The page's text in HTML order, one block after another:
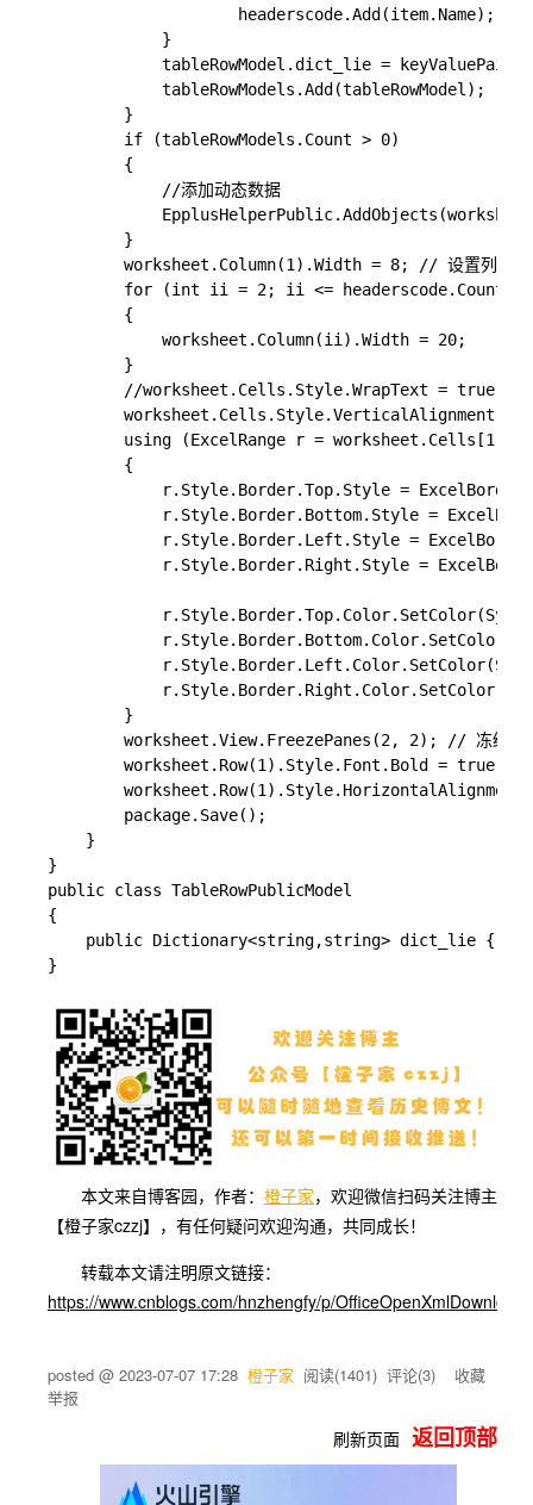
                    headerscode.Add(item.Name);
            }
            tableRowModel.dict_lie = keyValuePairs;
            tableRowModels.Add(tableRowModel);
        }
        if (tableRowModels.Count > 0)
        {
            //添加动态数据
        }
        worksheet.Column(1).Width = 8; // 设置列宽
for (int ii = 2; ii <= headerscode.Count;
        {
            worksheet.Column(ii).Width = 20;
        }
//worksheet.Cells.Style.WrapText = true; //
worksheet.Cells.Style.VerticalAlignment =
using (ExcelRange r = worksheet.Cells[1,
        {
r.Style.Border.Top.Style =
r.Style.Border.Bottom.Style =
r.Style.Border.Left.Style =
r.Style.Border.Right.Style =
        }
worksheet.View.FreezePanes(2, 2); // 冻结第
worksheet.Row(1).Style.Font.Bold = true; //
worksheet.Row(1).Style.HorizontalAlignment
        package.Save();
    }
}
public class TableRowPublicModel
{
public Dictionary<string,string> dict_lie {
}
本文来自博客园，作者： 橙子家，欢迎微信扫码关注博主
【橙子家czzj】，有任何疑问欢迎沟通，共同成长！
转载本文请注明原文链接：
https://www.cnblogs.com/hnzhengfy/p/
posted @ 2023-07-07 17:28 橙子家 阅读(1401) 评论(3) 收藏
举报
刷新页面 返回顶部